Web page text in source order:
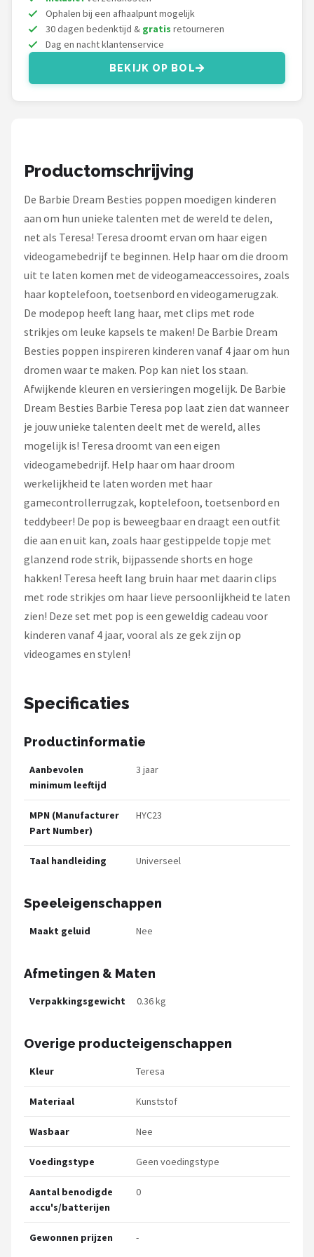
L.O.L. Surprise!
Monster High
Ophalen bij een afhaalpunt mogelijk
30 dagen bedenktijd & gratis retourneren
Dag en nacht klantenservice
BEKIJK OP BOL
Productomschrijving
De Barbie Dream Besties poppen moedigen kinderen
aan om hun unieke talenten met de wereld te delen,
net als Teresa! Teresa droomt ervan om haar eigen
videogamebedrijf te beginnen. Help haar om die droom
uit te laten komen met de videogameaccessoires, zoals
haar koptelefoon, toetsenbord en videogamerugzak.
De modepop heeft lang haar, met clips met rode
strikjes om leuke kapsels te maken! De Barbie Dream
Besties poppen inspireren kinderen vanaf 4 jaar om hun
dromen waar te maken. Pop kan niet los staan.
Afwijkende kleuren en versieringen mogelijk. De Barbie
Dream Besties Barbie Teresa pop laat zien dat wanneer
je jouw unieke talenten deelt met de wereld, alles
mogelijk is! Teresa droomt van een eigen
videogamebedrijf. Help haar om haar droom
werkelijkheid te laten worden met haar
gamecontrollerrugzak, koptelefoon, toetsenbord en
teddybeer! De pop is beweegbaar en draagt een outfit
die aan en uit kan, zoals haar gestippelde topje met
glanzend rode strik, bijpassende shorts en hoge
hakken! Teresa heeft lang bruin haar met daarin clips
met rode strikjes om haar lieve persoonlijkheid te laten
zien! Deze set met pop is een geweldig cadeau voor
kinderen vanaf 4 jaar, vooral als ze gek zijn op
videogames en stylen!
Specificaties
Productinformatie
Aanbevolen
minimum leeftijd
3 jaar
MPN (Manufacturer
Part Number)
HYC23
Taal handleiding Universeel
Speeleigenschappen
Maakt geluid Nee
Afmetingen & Maten
Verpakkingsgewicht 0.36 kg
Overige producteigenschappen
Kleur Teresa
Materiaal Kunststof
Wasbaar Nee
Voedingstype Geen voedingstype
Aantal benodigde
accu's/batterijen
0
Gewonnen prijzen -